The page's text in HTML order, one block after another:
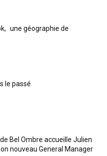
une géographie de
le passé
Bel Ombre accueille Julien
nouveau General Manager